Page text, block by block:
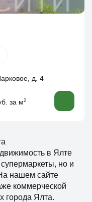
д. 4
за м2
в Ялте
но и
нашем сайте
коммерческой
города Ялта.